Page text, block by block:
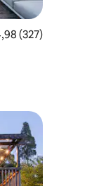
(327)